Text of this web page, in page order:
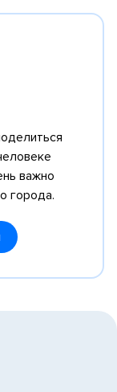
важно
города.